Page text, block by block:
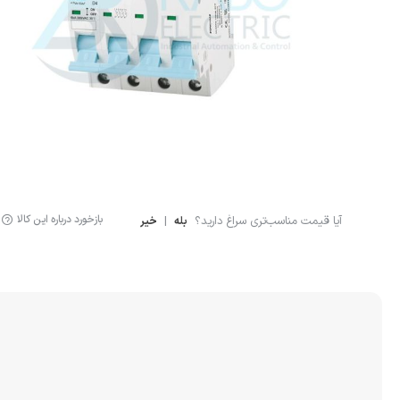
لوازم اندازه گیری
لیمیت سوئیچ
آیا قیمت مناسب‌تری سراغ دارید؟ بله | خیر بازخورد درباره این کالا